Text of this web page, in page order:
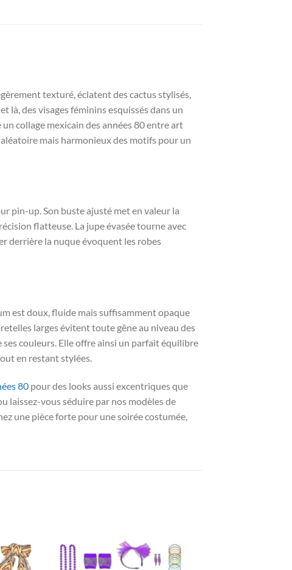
texturé, éclatent des cactus stylisés,
là, des visages féminins esquissés dans un
collage mexicain des années 80 entre art
mais harmonieux des motifs pour un
pin-up. Son buste ajusté met en valeur la
flatteuse. La jupe évasée tourne avec
derrière la nuque évoquent les robes
est doux, fluide mais suffisamment opaque
larges évitent toute gêne au niveau des
ses couleurs. Elle offre ainsi un parfait équilibre
en restant stylées.
80 pour des looks aussi excentriques que
laissez-vous séduire par nos modèles de
une pièce forte pour une soirée costumée,